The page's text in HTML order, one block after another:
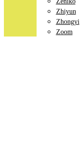
Zhiyun
Zhongyi
Zoom